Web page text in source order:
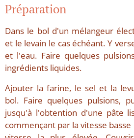
Préparation
Dans le bol d'un mélangeur
et le levain le cas échéant. Y
et l'eau. Faire quelques
ingrédients liquides.
Ajouter la farine, le sel et la
bol. Faire quelques pulsions,
jusqu'à l'obtention d'une pâte
commençant par la vitesse